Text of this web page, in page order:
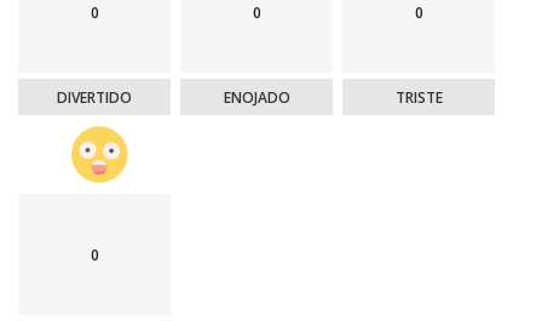
0
DIVERTIDO
0
ENOJADO
0
TRISTE
0